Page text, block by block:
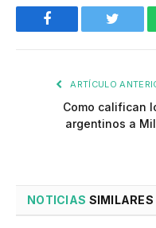
Facebook Twitter
ARTÍCULO
Como califican
argentinos a
NOTICIAS SIMILARES